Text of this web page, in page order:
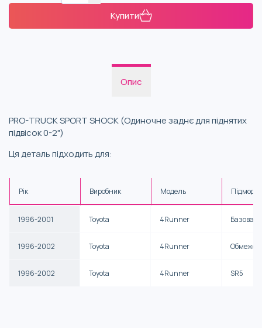
Купити
Опис
PRO-TRUCK SPORT SHOCK (Одиночне заднє для піднятих
підвісок 0-2")
Ця деталь підходить для:
Рік Виробник Модель
1996-2001 Toyota 4Runner Базова
1996-2002 Toyota 4Runner
1996-2002 Toyota 4Runner SR5